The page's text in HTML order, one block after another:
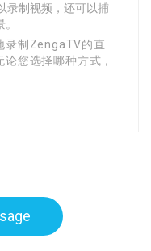
录制视频，还可以捕
录制ZengaTV的直
您选择哪种方式，